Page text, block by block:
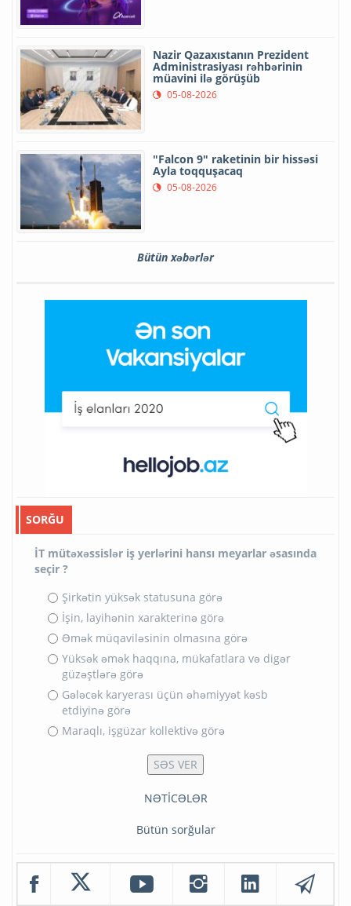
Nazir Qazaxıstanın Prezident
Administrasiyası rəhbərinin
müavini ilə görüşüb
05-08-2026
"Falcon 9" raketinin bir hissəsi
Ayla toqquşacaq
05-08-2026
Bütün xəbərlər
SORĞU
İT mütəxəssislər iş yerlərini hansı meyarlar əsasında
seçir ?
Şirkətin yüksək statusuna görə
İşin, layihənin xarakterinə görə
Əmək müqaviləsinin olmasına görə
Yüksək əmək haqqına, mükafatlara və digər
güzəştlərə görə
Gələcək karyerası üçün əhəmiyyət kəsb
etdiyinə görə
Maraqlı, işgüzar kollektivə görə
NƏTİCƏLƏR
Bütün sorğular